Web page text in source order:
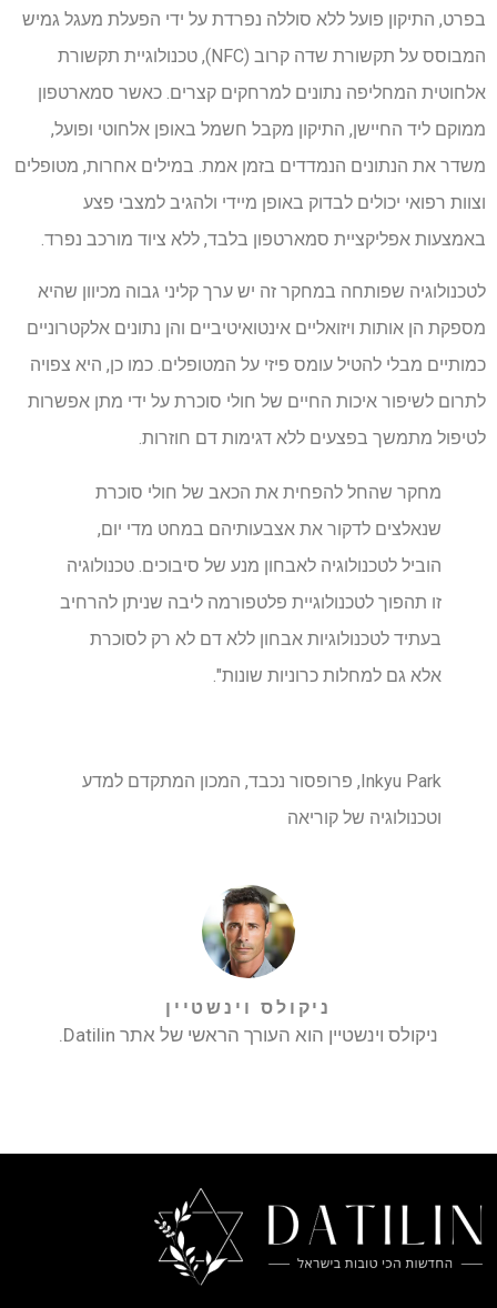
בפרט, התיקון פועל ללא סוללה נפרדת על ידי הפעלת מעגל גמיש
המבוסס על תקשורת שדה קרוב (NFC), טכנולוגיית תקשורת
אלחוטית המחליפה נתונים למרחקים קצרים. כאשר סמארטפון
ממוקם ליד החיישן, התיקון מקבל חשמל באופן אלחוטי ופועל,
משדר את הנתונים הנמדדים בזמן אמת. במילים אחרות, מטופלים
וצוות רפואי יכולים לבדוק באופן מיידי ולהגיב למצבי פצע
באמצעות אפליקציית סמארטפון בלבד, ללא ציוד מורכב נפרד.
לטכנולוגיה שפותחה במחקר זה יש ערך קליני גבוה מכיוון שהיא
מספקת הן אותות ויזואליים אינטואיטיביים והן נתונים אלקטרוניים
כמותיים מבלי להטיל עומס פיזי על המטופלים. כמו כן, היא צפויה
לתרום לשיפור איכות החיים של חולי סוכרת על ידי מתן אפשרות
לטיפול מתמשך בפצעים ללא דגימות דם חוזרות.
מחקר שהחל להפחית את הכאב של חולי סוכרת
שנאלצים לדקור את אצבעותיהם במחט מדי יום,
הוביל לטכנולוגיה לאבחון מנע של סיבוכים. טכנולוגיה
זו תהפוך לטכנולוגיית פלטפורמה ליבה שניתן להרחיב
בעתיד לטכנולוגיות אבחון ללא דם לא רק לסוכרת
אלא גם למחלות כרוניות שונות".
Inkyu Park, פרופסור נכבד, המכון המתקדם למדע
וטכנולוגיה של קוריאה
ניקולס וינשטיין
ניקולס וינשטיין הוא העורך הראשי של אתר Datilin.